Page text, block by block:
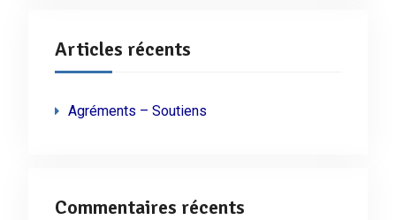
Articles récents
Agréments – Soutiens
Commentaires récents